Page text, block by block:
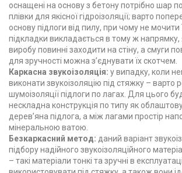
оснащені на основу з бетону потрібно шар
плівки для якісної гідроізоляції; варто
основу підлоги від пилу, при чому не мочити
підкладки викладається в тому ж напрямку,
виробу повинні заходити на стіну, а смуги
для зручності можна з’єднувати їх скотчем.
Каркасна звукоізоляція: у випадку, коли
виконати звукоізоляцію під стяжку – варто
шумоізоляції підлоги по лагах. Для цього
нескладна конструкція по типу як
дерев’яна підлога, а між лагами простір
мінеральною ватою.
Безкаркасний метод: даний варіант
підбору надійного звукоізоляційного
– такі матеріали тонкі та зручні в